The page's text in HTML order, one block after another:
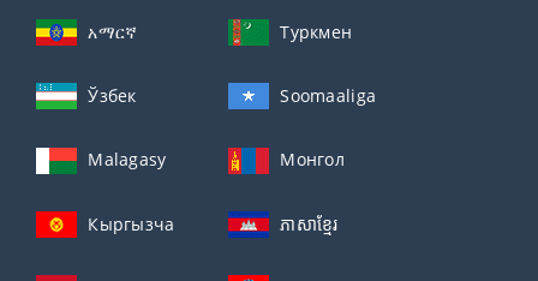
አማርኛ Туркмен
Ўзбек Soomaaliga
Malagasy Монгол
Кыргызча ភាសាខ្មែរ